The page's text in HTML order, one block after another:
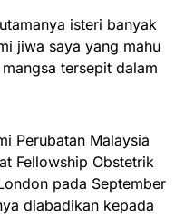
isteri banyak
jiwa saya yang mahu
tersepit dalam
Perubatan Malaysia
Fellowship Obstetrik
pada September
diabadikan kepada